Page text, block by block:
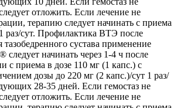
отложить. Если лечение не
терапию следует начинать с приема
раз/сут. Профилактика ВТЭ после
тазобедренного сустава применение
следует начинать через 1-4 ч после
с приема в дозе 110 мг (1 капс.) с
дозы до 220 мг (2 капс.)/сут 1 раз/
28-35 дней. Если гемостаз не
отложить. Если лечение не